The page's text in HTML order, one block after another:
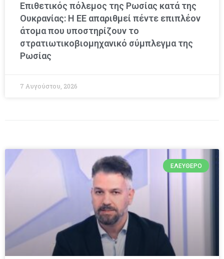
Επιθετικός πόλεμος της Ρωσίας κατά της
Ουκρανίας: Η ΕΕ απαριθμεί πέντε επιπλέον
άτομα που υποστηρίζουν το
στρατιωτικοβιομηχανικό σύμπλεγμα της
Ρωσίας
7 Αυγούστου, 2026
ΕΛΕΎΘΕΡΟ